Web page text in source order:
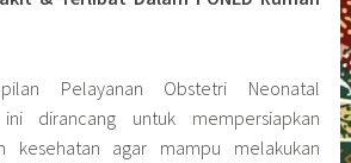
Pelayanan Obstetri Neonatal
dirancang untuk mempersiapkan
kesehatan agar mampu melakukan